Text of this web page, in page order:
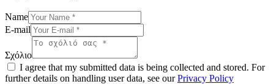
Name
E-mail
Σχόλιο
I agree that my submitted data is being collected and stored. For
further details on handling user data, see ourPrivacy Policy